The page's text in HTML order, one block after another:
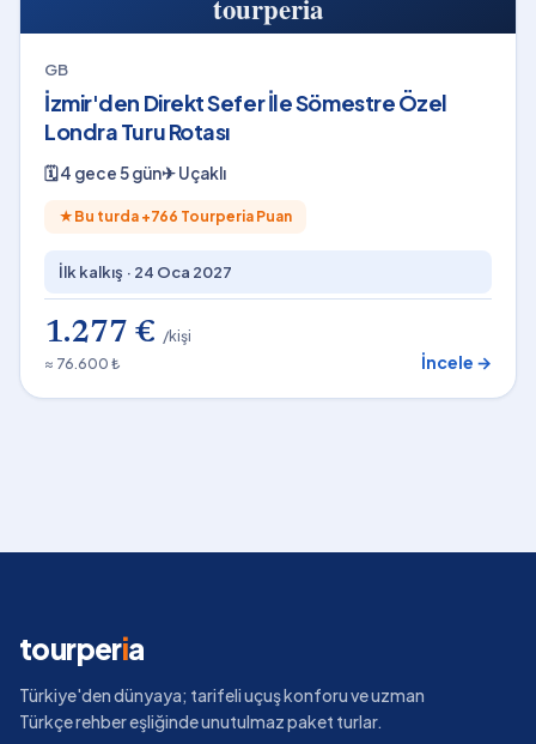
GB
İzmir'den Direkt Sefer İle Sömestre Özel
Londra Turu Rotası
🗓4 gece 5 gün✈Uçaklı
★ Bu turda +766 Tourperia Puan
İlk kalkış · 24 Oca 2027
1.277 € /kişi
≈ 76.600 ₺
İncele →
tourperia
Türkiye'den dünyaya; tarifeli uçuş konforu ve uzman
Türkçe rehber eşliğinde unutulmaz paket turlar.